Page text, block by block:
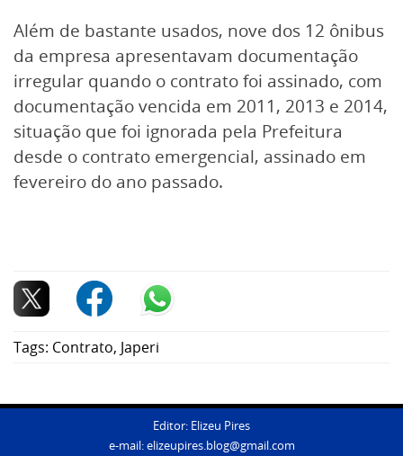
Além de bastante usados, nove dos 12 ônibus
da empresa apresentavam documentação
irregular quando o contrato foi assinado, com
documentação vencida em 2011, 2013 e 2014,
situação que foi ignorada pela Prefeitura
desde o contrato emergencial, assinado em
fevereiro do ano passado.
Tags: Contrato, Japeri
Editor: Elizeu Pires
e-mail:elizeupires.blog@gmail.com